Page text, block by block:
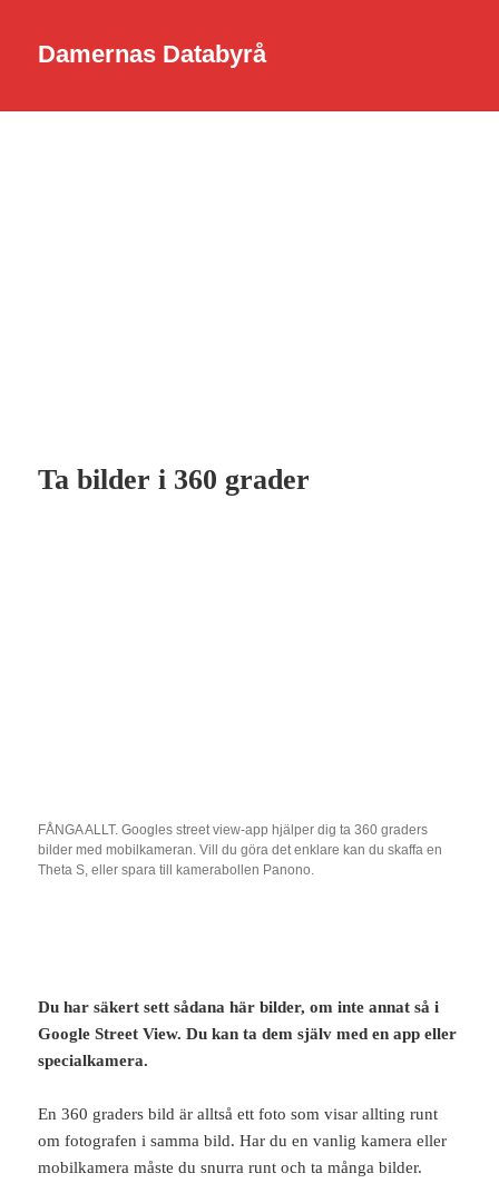
Damernas Databyrå
Ta bilder i 360 grader
FÅNGA ALLT. Googles street view-app hjälper dig ta 360 graders
bilder med mobilkameran. Vill du göra det enklare kan du skaffa en
Theta S, eller spara till kamerabollen Panono.
Du har säkert sett sådana här bilder, om inte annat så i
Google Street View. Du kan ta dem själv med en app eller
specialkamera.
En 360 graders bild är alltså ett foto som visar allting runt
om fotografen i samma bild. Har du en vanlig kamera eller
mobilkamera måste du snurra runt och ta många bilder.